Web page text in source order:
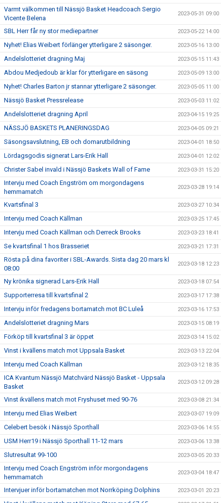
Varmt välkommen till Nässjö Basket Headcoach Sergio
Vicente Belena
2023-05-31 09:00
SBL Herr får ny stor mediepartner 2023-05-22 14:00
Nyhet! Elias Weibert förlänger ytterligare 2 säsonger. 2023-05-16 13:00
Andelslotteriet dragning Maj 2023-05-15 11:43
Abdou Medjedoub är klar för ytterligare en säsong 2023-05-09 13:00
Nyhet! Charles Barton jr stannar ytterligare 2 säsonger. 2023-05-05 11:00
Nässjö Basket Pressrelease 2023-05-03 11:02
Andelslotteriet dragning April 2023-04-15 19:25
NÄSSJÖ BASKETS PLANERINGSDAG 2023-04-05 09:21
Säsongsavslutning, EB och domarutbildning 2023-04-01 18:50
Lördagsgodis signerat Lars-Erik Hall 2023-04-01 12:02
Christer Sabel invald i Nässjö Baskets Wall of Fame 2023-03-31 15:20
Intervju med Coach Engström om morgondagens
hemmamatch
2023-03-28 19:14
Kvartsfinal 3 2023-03-27 10:34
Intervju med Coach Källman 2023-03-25 17:45
Intervju med Coach Källman och Derreck Brooks 2023-03-23 18:41
Se kvartsfinal 1 hos Brasseriet 2023-03-21 17:31
Rösta på dina favoriter i SBL-Awards. Sista dag 20 mars kl
08:00
2023-03-18 12:23
Ny krönika signerad Lars-Erik Hall 2023-03-18 07:54
Supporterresa till kvartsfinal 2 2023-03-17 17:38
Intervju inför fredagens bortamatch mot BC Luleå 2023-03-16 17:53
Andelslotteriet dragning Mars 2023-03-15 08:19
Förköp till kvartsfinal 3 är öppet 2023-03-14 15:02
Vinst i kvällens match mot Uppsala Basket 2023-03-13 22:04
Intervju med Coach Källman 2023-03-12 18:35
ICA Kvantum Nässjö Matchvärd Nässjö Basket - Uppsala
Basket
2023-03-12 09:28
Vinst ikvällens match mot Fryshuset med 90-76 2023-03-08 21:34
Intervju med Elias Weibert 2023-03-07 19:09
Celebert besök i Nässjö Sporthall 2023-03-06 14:55
USM Herr19 i Nässjö Sporthall 11-12 mars 2023-03-06 13:38
Slutresultat 99-100 2023-03-05 20:33
Intervju med Coach Engström inför morgondagens
hemmamatch
2023-03-04 18:47
Intervjuer inför bortamatchen mot Norrköping Dolphins 2023-03-01 20:23